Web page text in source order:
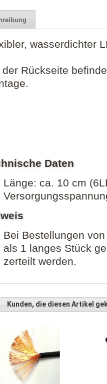
wasserdichter
der Rückseite
Daten
Länge: ca. 10 cm
Bei Bestellungen
als 1 langes Stück
zerteilt werden.
Kunden, die diesen Artikel